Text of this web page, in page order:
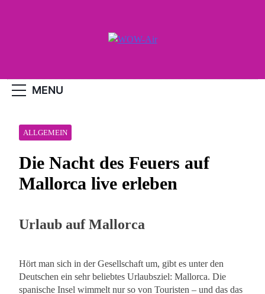
MENU
ALLGEMEIN
Die Nacht des Feuers auf
Mallorca live erleben
Urlaub auf Mallorca
Hört man sich in der Gesellschaft um, gibt es unter den
Deutschen ein sehr beliebtes Urlaubsziel: Mallorca. Die
spanische Insel wimmelt nur so von Touristen – und das das